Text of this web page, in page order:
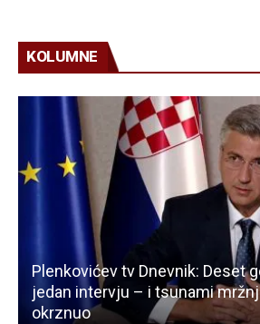
KOLUMNE
Plenkovićev tv Dnevnik: Deset
jedan intervju – i tsunami
okrznuo